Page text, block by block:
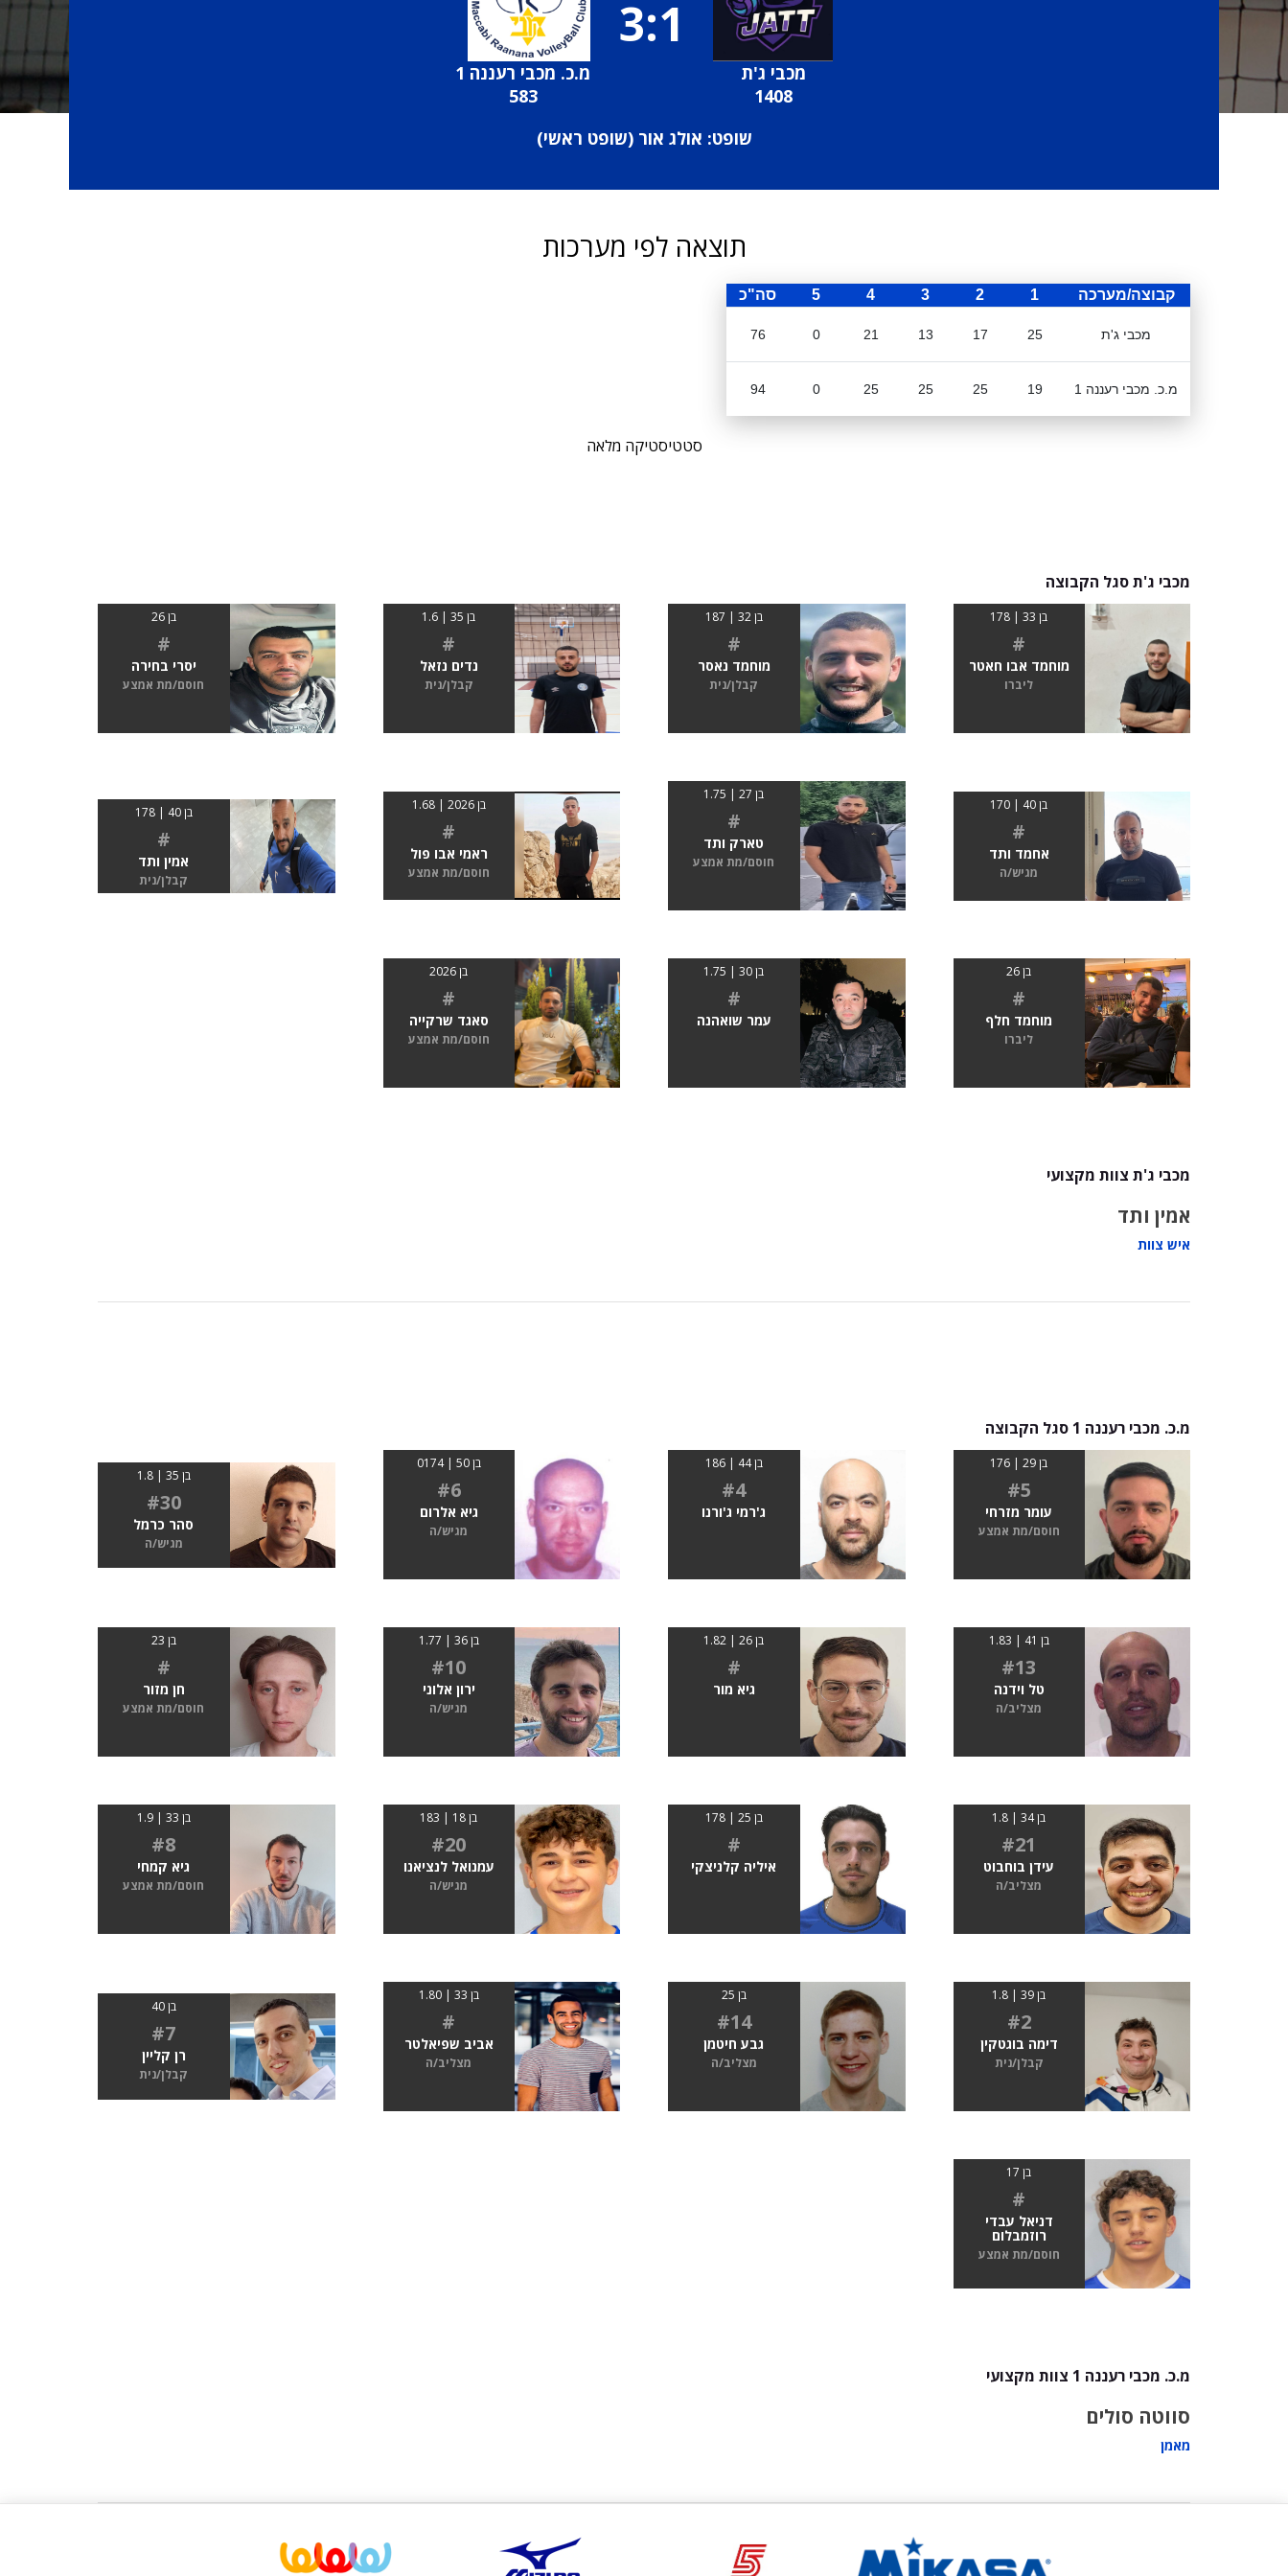
מכבי ג'ת
1408
3:1
מ.כ. מכבי רעננה 1
583
שופט: אולג אור (שופט ראשי)
תוצאה לפי מערכות
קבוצה/מערכה 1
2
3
4
5 סה"כ
מכבי ג'ת 25
17
13
21
0
76
מ.כ. מכבי רעננה 1 19
25
25
25
0
94
סטטיסטיקה מלאה
מכבי ג'ת סגל הקבוצה
בן 33 | 178
#
מוחמד אבו חאטר
ליברו
בן 32 | 187
#
מוחמד נאסר
קבלן/נית
בן 35 | 1.6
#
נדים נזאל
קבלן/נית
בן 26
#
יסרי בחירה
חוסם/מת אמצע
בן 40 | 170
#
אחמד ותד
מגיש/ה
בן 27 | 1.75
#
טארק ותד
חוסם/מת אמצע
בן 2026 | 1.68
#
ראמי אבו פול
חוסם/מת אמצע
בן 40 | 178
#
אמין ותד
קבלן/נית
בן 26
#
מוחמד חלף
ליברו
בן 30 | 1.75
#
עמר שואהנה
בן 2026
#
סאגד שרקייה
חוסם/מת אמצע
מכבי ג'ת צוות מקצועי
אמין ותד
איש צוות
מ.כ. מכבי רעננה 1 סגל הקבוצה
בן 29 | 176
#5
עומר מזרחי
חוסם/מת אמצע
בן 44 | 186
#4
ג'רמי ג'ורנו
בן 50 | 0174
#6
גיא אלרום
מגיש/ה
בן 35 | 1.8
#30
סהר כרמל
מגיש/ה
בן 41 | 1.83
#13
טל וידנה
מצליב/ה
בן 26 | 1.82
#
גיא מור
בן 36 | 1.77
#10
ירון אלוני
מגיש/ה
בן 23
#
חן מזור
חוסם/מת אמצע
בן 34 | 1.8
#21
עידן בוחבוט
מצליב/ה
בן 25 | 178
#
איליה קלניצקי
בן 18 | 183
#20
עמנואל לנציאנו
מגיש/ה
בן 33 | 1.9
#8
גיא קמחי
חוסם/מת אמצע
בן 39 | 1.8
#2
דימה בוגטקין
קבלן/נית
בן 25
#14
גבע חיטמן
מצליב/ה
בן 33 | 1.80
#
אביב שפיאלטר
מצליב/ה
בן 40
#7
רן קליין
קבלן/נית
בן 17
#
דניאל עבדי
רוזמבלום
חוסם/מת אמצע
מ.כ. מכבי רעננה 1 צוות מקצועי
סווטה סולים
מאמן